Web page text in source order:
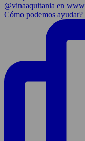
Cómo podemos